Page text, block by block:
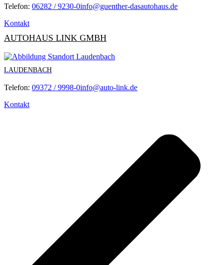
Telefon: 06282 / 9230-0info@guenther-dasautohaus.de
Kontakt
AUTOHAUS LINK GMBH
LAUDENBACH
Telefon: 09372 / 9998-0info@auto-link.de
Kontakt